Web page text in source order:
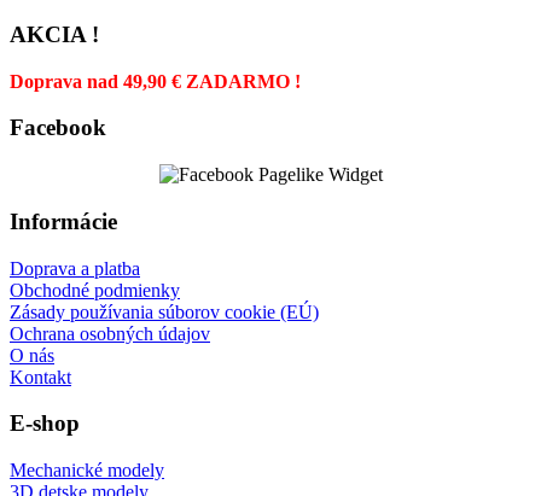
AKCIA !
Doprava nad 49,90 € ZADARMO !
Facebook
Informácie
Doprava a platba
Obchodné podmienky
Zásady používania súborov cookie (EÚ)
Ochrana osobných údajov
O nás
Kontakt
E-shop
Mechanické modely
3D detske modely